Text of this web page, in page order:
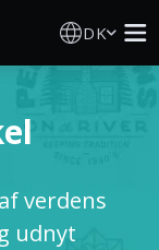
DK
verdens
udnyt